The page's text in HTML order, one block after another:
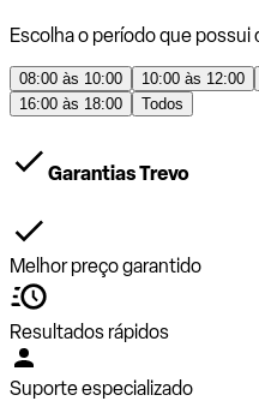
Escolha o período que possui
08:00 às 10:00 10:00 às 12:00
16:00 às 18:00
Todos
Garantias Trevo
Melhor preço garantido
Resultados rápidos
Suporte especializado